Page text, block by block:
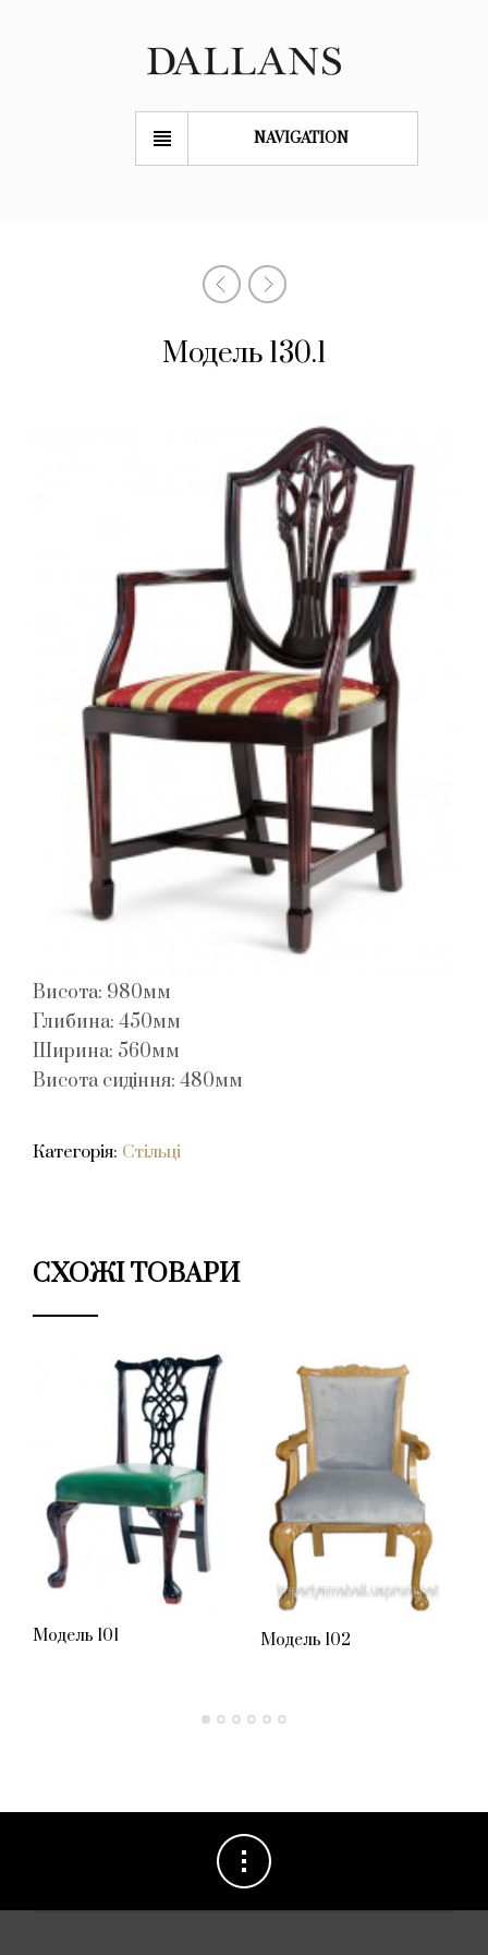
NAVIGATION
Модель 130.1
Висота: 980мм
Глибина: 450мм
Ширина: 560мм
Висота сидіння: 480мм
Категорія: Стільці
СХОЖІ ТОВАРИ
Модель 101 Модель 102